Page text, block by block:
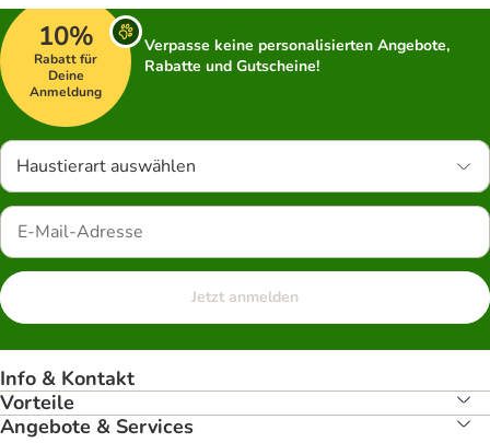
10%
Rabatt für
Deine
Anmeldung
Verpasse keine personalisierten Angebote,
Rabatte und Gutscheine!
Haustierart auswählen
Jetzt anmelden
Info & Kontakt
Vorteile
Angebote & Services